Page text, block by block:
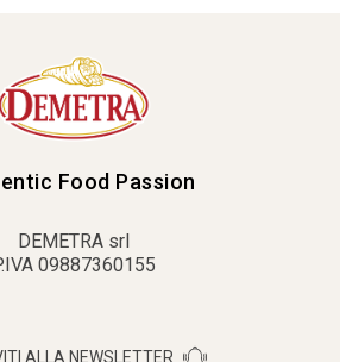
Food Passion
DEMETRA srl
09887360155
ALLA NEWSLETTER